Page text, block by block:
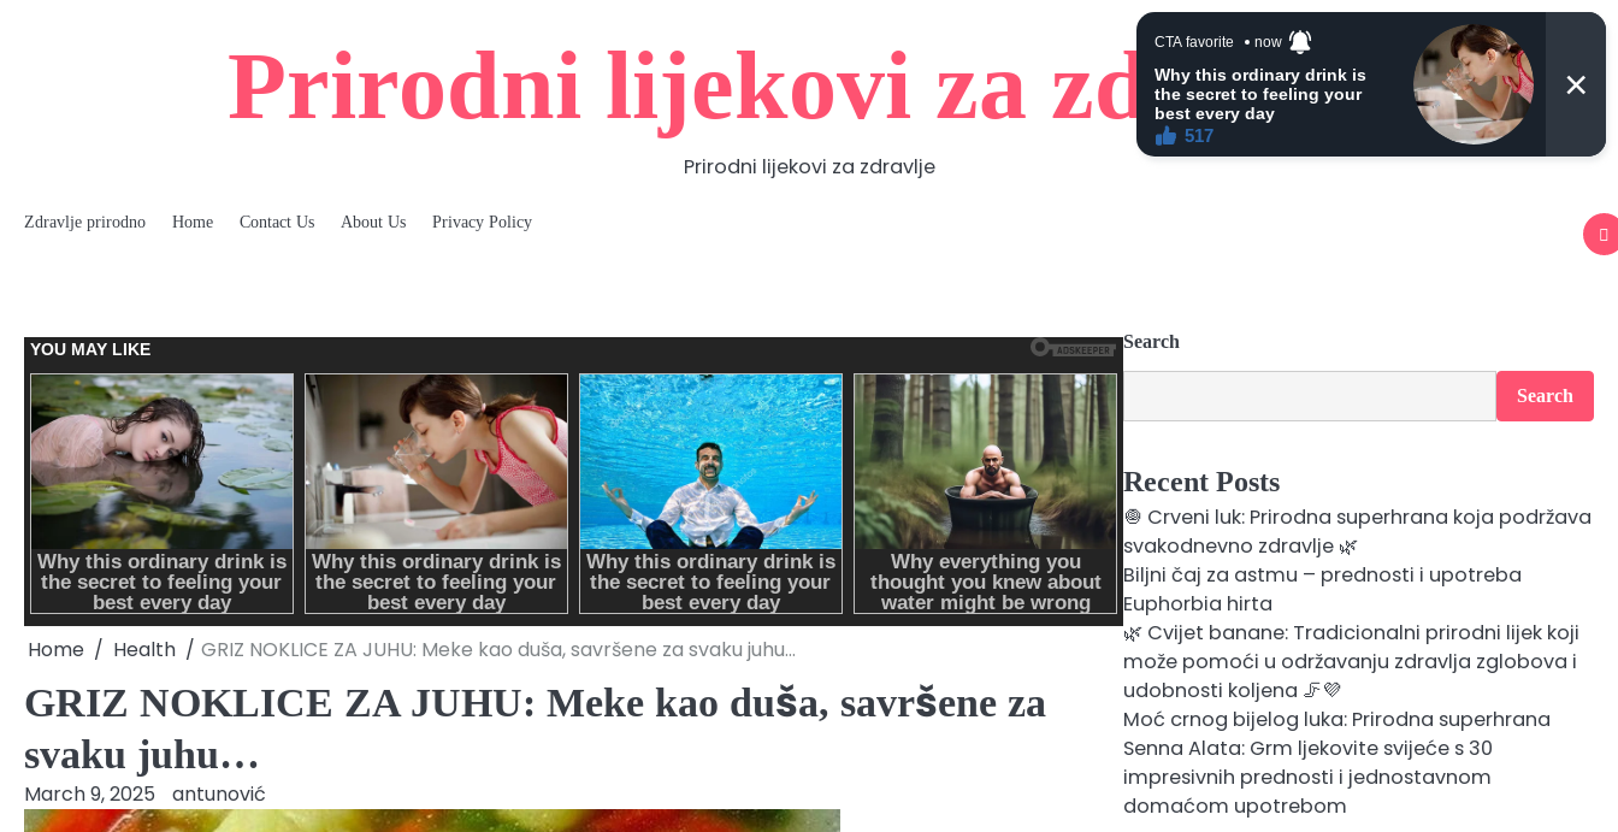
Prirodni lijekovi za zdravlje
Prirodni lijekovi za zdravlje
Zdravlje prirodno Home Contact Us About Us Privacy Policy
Home Health GRIZ NOKLICE ZA JUHU: Meke kao duša, savršene za svaku juhu…
GRIZ NOKLICE ZA JUHU: Meke kao duša, savršene za
svaku juhu…
March 9, 2025 antunović
Search
Search
Recent Posts
🧅 Crveni luk: Prirodna superhrana koja podržava
svakodnevno zdravlje 🌿
Biljni čaj za astmu – prednosti i upotreba
Euphorbia hirta
🌿 Cvijet banane: Tradicionalni prirodni lijek koji
može pomoći u održavanju zdravlja zglobova i
udobnosti koljena 🦵💜
Moć crnog bijelog luka: Prirodna superhrana
Senna Alata: Grm ljekovite svijeće s 30
impresivnih prednosti i jednostavnom
domaćom upotrebom